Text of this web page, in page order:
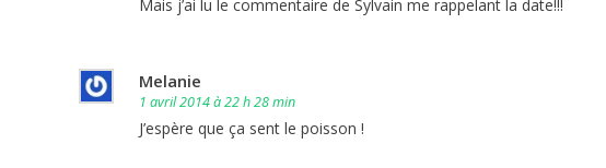
Mais j’ai lu le commentaire de Sylvain me rappelant la date!!!
Melanie
1 avril 2014 à 22 h 28 min
J’espère que ça sent le poisson !